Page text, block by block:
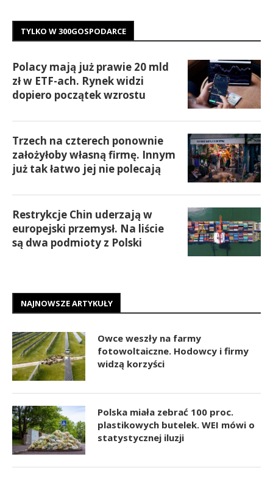
TYLKO W 300GOSPODARCE
Polacy mają już prawie 20 mld
zł w ETF-ach. Rynek widzi
dopiero początek wzrostu
Trzech na czterech ponownie
założyłoby własną firmę. Innym
już tak łatwo jej nie polecają
Restrykcje Chin uderzają w
europejski przemysł. Na liście
są dwa podmioty z Polski
NAJNOWSZE ARTYKUŁY
Owce weszły na farmy
fotowoltaiczne. Hodowcy i firmy
widzą korzyści
Polska miała zebrać 100 proc.
plastikowych butelek. WEI mówi o
statystycznej iluzji